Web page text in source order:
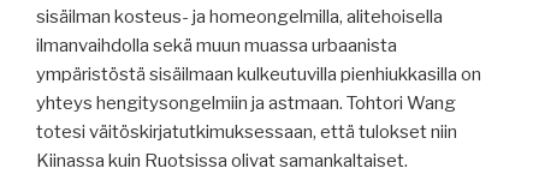
sisäilman kosteus- ja homeongelmilla, alitehoisella
ilmanvaihdolla sekä muun muassa urbaanista
ympäristöstä sisäilmaan kulkeutuvilla pienhiukkasilla on
yhteys hengitysongelmiin ja astmaan. Tohtori Wang
totesi väitöskirjatutkimuksessaan, että tulokset niin
Kiinassa kuin Ruotsissa olivat samankaltaiset.